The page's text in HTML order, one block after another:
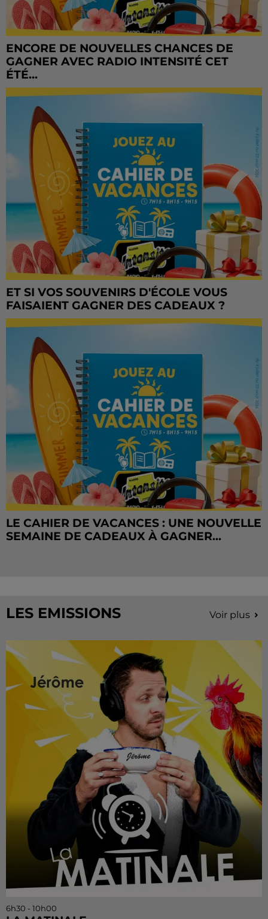
ENCORE DE NOUVELLES CHANCES DE
GAGNER AVEC RADIO INTENSITÉ CET
ÉTÉ...
ET SI VOS SOUVENIRS D'ÉCOLE VOUS
FAISAIENT GAGNER DES CADEAUX ?
LE CAHIER DE VACANCES : UNE NOUVELLE
SEMAINE DE CADEAUX À GAGNER...
LES EMISSIONS Voir plus
6h30 - 10h00